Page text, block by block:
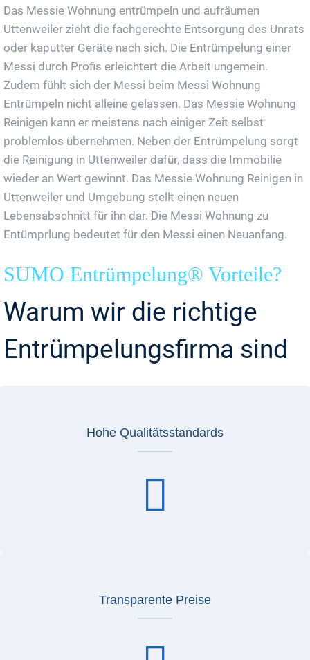
Das Messie Wohnung entrümpeln und aufräumen
Uttenweiler zieht die fachgerechte Entsorgung des Unrats
oder kaputter Geräte nach sich. Die Entrümpelung einer
Messi durch Profis erleichtert die Arbeit ungemein.
Zudem fühlt sich der Messi beim Messi Wohnung
Entrümpeln nicht alleine gelassen. Das Messie Wohnung
Reinigen kann er meistens nach einiger Zeit selbst
problemlos übernehmen. Neben der Entrümpelung sorgt
die Reinigung in Uttenweiler dafür, dass die Immobilie
wieder an Wert gewinnt. Das Messie Wohnung Reinigen in
Uttenweiler und Umgebung stellt einen neuen
Lebensabschnitt für ihn dar. Die Messi Wohnung zu
Entümprlung bedeutet für den Messi einen Neuanfang.
SUMO Entrümpelung® Vorteile?
Warum wir die richtige
Entrümpelungsfirma sind
Hohe Qualitätsstandards
Transparente Preise